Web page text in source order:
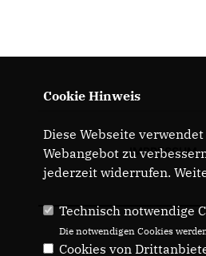
IMPRESSUM
Cookie Hinweis
Diese Webseite
Webangebot zu
jederzeit widerrufen.
Technisch notwendige
Die notwendigen Cookies
Cookies von